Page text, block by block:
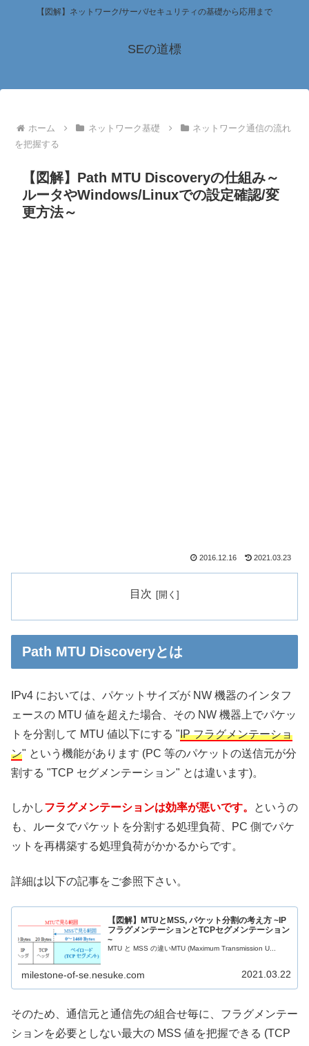
【図解】ネットワーク/サーバ/セキュリティの基礎から応用まで
SEの道標
ホーム ネットワーク基礎
ネットワーク通信の流れ
を把握する
【図解】Path MTU Discoveryの仕組み～
ルータやWindows/Linuxでの設定確認/変
更方法～
2016.12.16 2021.03.23
目次
Path MTU Discoveryとは
IPv4 においては、パケットサイズが NW 機器のインタフ
ェースの MTU 値を超えた場合、その NW 機器上でパケッ
トを分割して MTU 値以下にする "IP フラグメンテーショ
ン" という機能があります (PC 等のパケットの送信元が分
割する "TCP セグメンテーション" とは違います)。
しかしフラグメンテーションは効率が悪いです。
というの
も、ルータでパケットを分割する処理負荷、PC 側でパケ
ットを再構築する処理負荷がかかるからです。
詳細は以下の記事をご参照下さい。
【図解】MTUとMSS, パケット分割の考え方 ~IP
フラグメンテーションとTCPセグメンテーション
~
MTU と MSS の違いMTU (Maximum Transmission U...
milestone-of-se.nesuke.com 2021.03.22
そのため、通信元と通信先の組合せ毎に、フラグメンテー
ションを必要としない最大の MSS 値を把握できる (TCP